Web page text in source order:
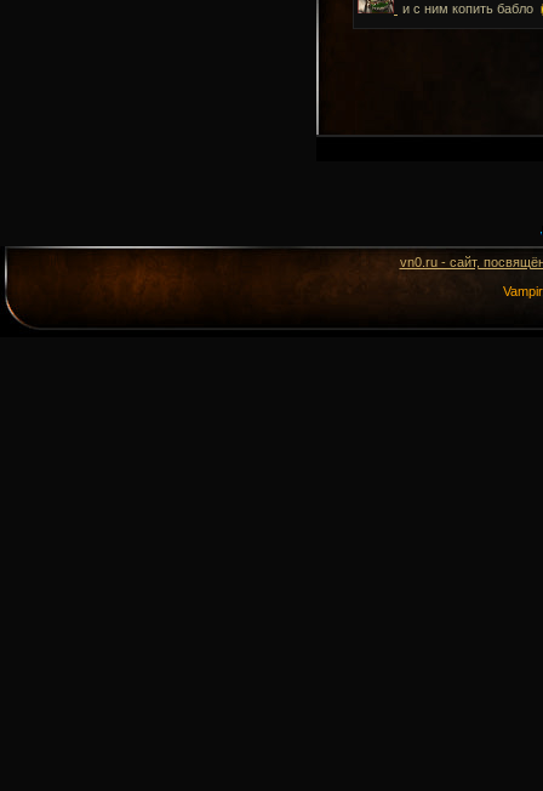
и с ним копить бабло
vn0.ru - сайт,